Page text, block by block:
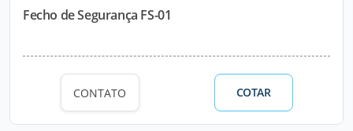
Fecho de Segurança FS-01
CONTATO COTAR